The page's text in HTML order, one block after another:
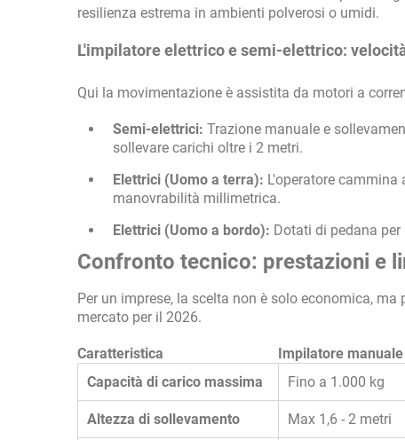
resilienza estrema in ambienti polverosi o umidi.
L'impilatore elettrico e semi-elettrico:
Qui la movimentazione è assistita da motori a
Semi-elettrici: Trazione manuale e
sollevare carichi oltre i 2 metri.
Elettrici (Uomo a terra): L'operatore
manovrabilità millimetrica.
Elettrici (Uomo a bordo): Dotati di pedana
Confronto tecnico: prestazioni e
Per un imprese, la scelta non è solo economica,
mercato per il 2026.
Caratteristica Impilatore manuale
Capacità di carico massima
Fino a 1.000 kg
Altezza di sollevamento Max 1,6 - 2 metri